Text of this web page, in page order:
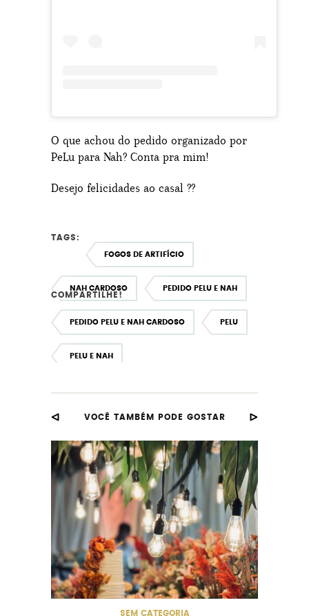
O que achou do pedido organizado por
PeLu para Nah? Conta pra mim!
Desejo felicidades ao casal ??
TAGS:
FOGOS DE ARTIFÍCIO
NAH CARDOSO PEDIDO PELU E NAH
PEDIDO PELU E NAH CARDOSO PELU
PELU E NAH
COMPARTILHE!
VOCÊ TAMBÉM PODE GOSTAR
SEM CATEGORIA